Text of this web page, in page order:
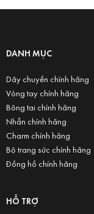
DANH MỤC
Dây chuyền chính hãng
Vòng tay chính hãng
Bông tai chính hãng
Nhẫn chính hãng
Charm chính hãng
Bộ trang sức chính hãng
Đồng hồ chính hãng
HỖ TRỢ